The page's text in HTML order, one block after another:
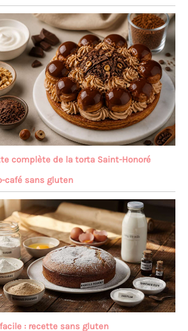
complète de la torta Saint-Honoré
café sans gluten
: recette sans gluten